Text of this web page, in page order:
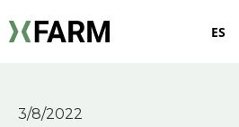
ES
3/8/2022